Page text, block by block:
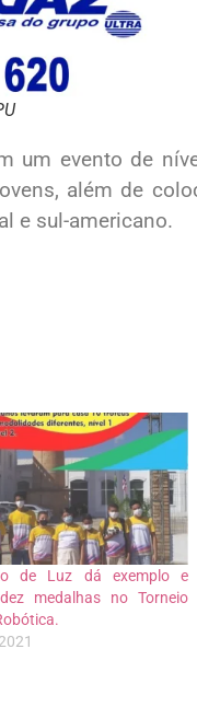
um evento de
além de
e sul-americano.
de Luz dá exemplo e
medalhas no Torneio